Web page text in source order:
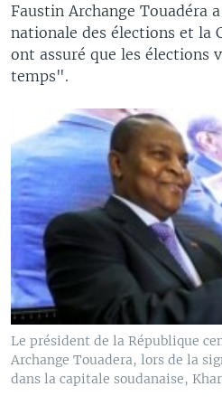
Faustin Archange Touadéra
nationale des élections et la
ont assuré que les élections
temps".
Le président de la République
Archange Touadera, lors de la
dans la capitale soudanaise,